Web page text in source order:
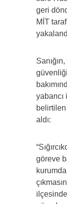
geri
MİT
yabancı
aldı:
göreve
kurumda